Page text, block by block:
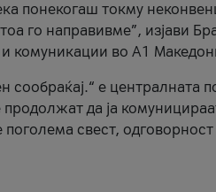
понекогаш токму
го направивме”, изјави
комуникации во А1
сообраќај.“ е централната
да ја
свест, одговорност